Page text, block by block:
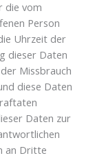
die vom
Person
Uhrzeit der
dieser Daten
Missbrauch
diese Daten
Daten zur
an Dritte